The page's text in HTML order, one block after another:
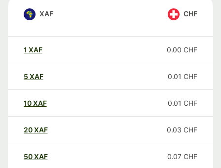
XAF CHF
1 XAF 0.00 CHF
5 XAF 0.01 CHF
10XAF 0.01 CHF
20XAF 0.03 CHF
50XAF 0.07 CHF